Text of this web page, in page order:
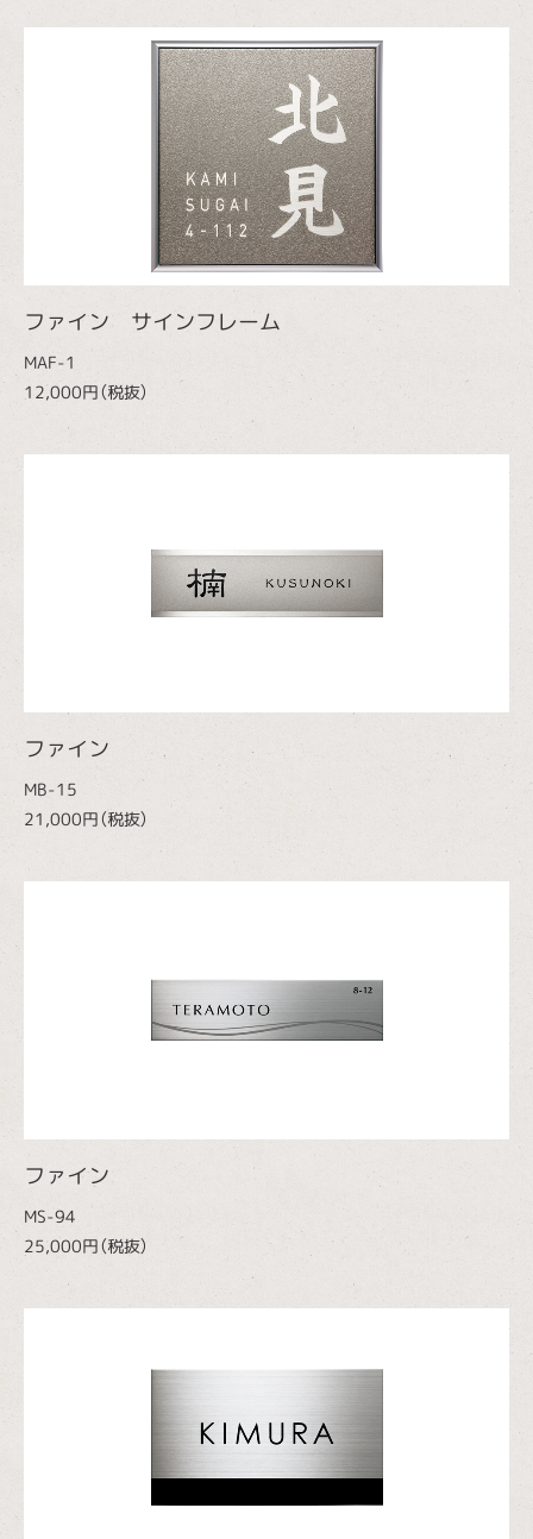
ファイン サインフレーム
MAF-1
12,000円（税抜）
ファイン
MB-15
21,000円（税抜）
ファイン
MS-94
25,000円（税抜）